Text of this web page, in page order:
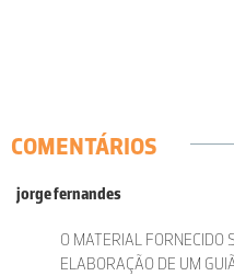
COMENTÁRIOS
jorge fernandes
O MATERIAL FORNECIDO
ELABORAÇÃO DE UM